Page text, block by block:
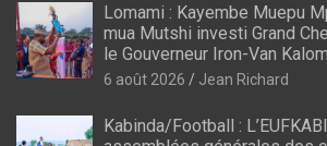
Lomami : Kayembe Muepu
mua Mutshi investi Grand
le Gouverneur Iron-Van
6 août 2026 Jean Richard
Kabinda/Football :